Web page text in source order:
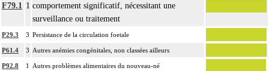
F79.1 1 comportement significatif, nécessitant une
surveillance ou traitement
P29.3 3 Persistance de la circulation foetale
P61.4 3 Autres anémies congénitales, non classées ailleurs
P92.8 1 Autres problèmes alimentaires du nouveau-né